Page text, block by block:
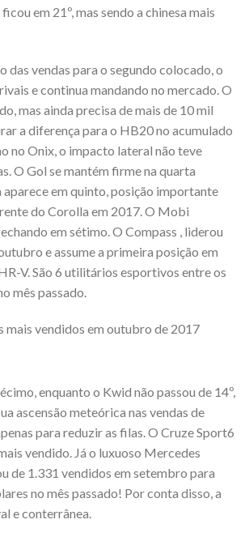
em 21º, mas sendo a chinesa mais
das vendas para o segundo colocado, o
e continua mandando no mercado. O
mas ainda precisa de mais de 10 mil
a diferença para o HB20 no acumulado
no Onix, o impacto lateral não teve
O Gol se mantém firme na quarta
aparece em quinto, posição importante
do Corolla em 2017. O Mobi
em sétimo. O Compass , liderou
e assume a primeira posição em
V. São 6 utilitários esportivos entre os
mês passado.
enquanto o Kwid não passou de 14º,
ascensão meteórica nas vendas de
para reduzir as filas. O Cruze Sport6
vendido. Já o luxuoso Mercedes
de 1.331 vendidos em setembro para
no mês passado! Por conta disso, a
e conterrânea.